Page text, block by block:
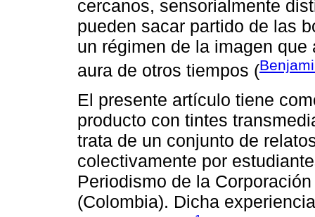
cercanos, sensorialmente
pueden sacar partido de las
un régimen de la imagen
aura de otros tiempos (
El presente artículo tiene
producto con tintes
trata de un conjunto de
colectivamente por
Periodismo de la
(Colombia). Dicha